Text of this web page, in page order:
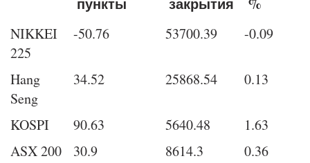
NIKKEI
225
-50.76 53700.39 -0.09
Hang
Seng
34.52 25868.54 0.13
KOSPI 90.63 5640.48
1.63
ASX 200
30.9 8614.3
0.36